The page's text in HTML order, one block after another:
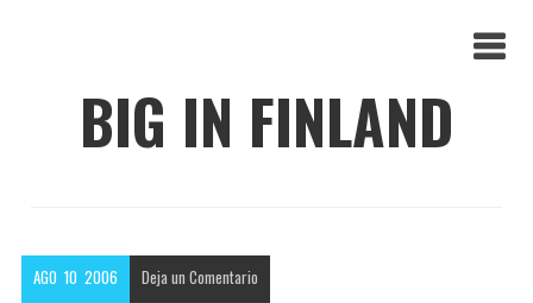
BIG IN FINLAND
AGO 10 2006 Deja un Comentario